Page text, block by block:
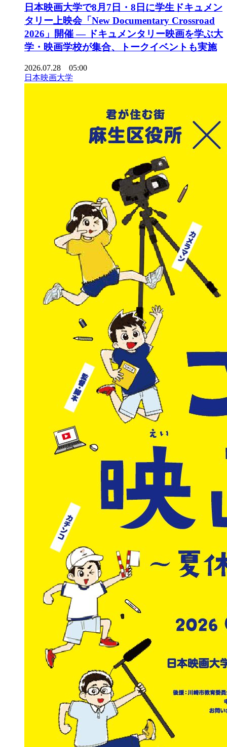
日本映画大学で8月7日・8日に学生ドキュメン
タリー上映会「New Documentary Crossroad
2026」開催 ― ドキュメンタリー映画を学ぶ大
学・映画学校が集合、トークイベントも実施
2026.07.28 05:00
日本映画大学